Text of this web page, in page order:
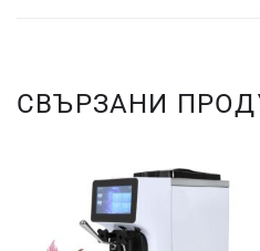
СВЪРЗАНИ